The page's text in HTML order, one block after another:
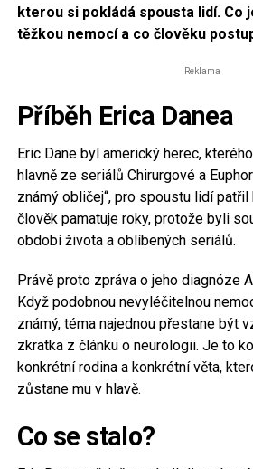
kterou si pokládá spousta lidí. Co
těžkou nemocí a co člověku
Reklama
Příběh Erica Danea
Eric Dane byl americký herec,
hlavně ze seriálů Chirurgové a
známý obličej“, pro spoustu lidí
člověk pamatuje roky, protože byli
období života a oblíbených seriálů.
Právě proto zpráva o jeho diagnóze
Když podobnou nevyléčitelnou
známý, téma najednou přestane být
zkratka z článku o neurologii. Je to
konkrétní rodina a konkrétní věta,
zůstane mu v hlavě.
Co se stalo?